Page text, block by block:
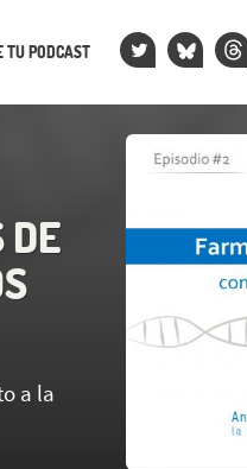
TU PODCAST
DE
a la